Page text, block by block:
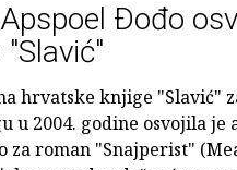
Ðođo
hrvatske knjige "Slavić"
u 2004. godine osvojila je
za roman "Snajperist"